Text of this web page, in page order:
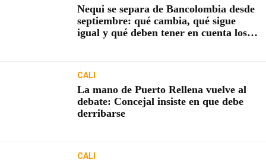
Nequi se separa de Bancolombia desde
septiembre: qué cambia, qué sigue
igual y qué deben tener en cuenta los
CALI
La mano de Puerto Rellena vuelve al
debate: Concejal insiste en que debe
derribarse
CALI